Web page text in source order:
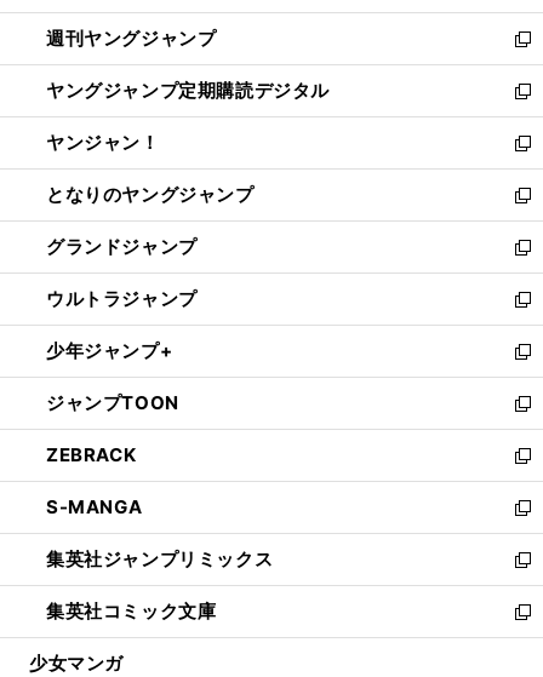
開
く
ウ
で
開
く
ン
ド
ウ
で
開
く
ウ
ィ
ン
ド
ウ
で
開
く
週刊ヤングジャンプ
新
し
い
ウ
ィ
ン
ド
ウ
で
開
く
ヤングジャンプ定期購読デジタル
新
し
い
ウ
ィ
ン
ド
ウ
で
開
く
ヤンジャン！
新
し
い
ウ
ィ
ン
ド
ウ
で
開
く
となりのヤングジャンプ
新
し
い
ウ
ィ
ン
ド
ウ
で
開
く
グランドジャンプ
新
し
い
ウ
ィ
ン
ド
ウ
で
開
く
ウルトラジャンプ
新
し
い
ウ
ィ
ン
ド
ウ
で
開
く
少年ジャンプ+
新
し
い
ウ
ィ
ン
ド
ウ
で
開
く
ジャンプTOON
新
し
い
ウ
ィ
ン
ド
ウ
で
開
ZEBRACK
新
し
い
ウ
ィ
ン
ド
ウ
S-MANGA
新
し
い
ウ
ィ
ン
集英社ジャンプリミックス
新
し
い
ウ
集英社コミック文庫
新
し
少女マンガ